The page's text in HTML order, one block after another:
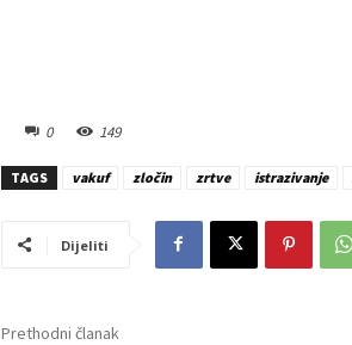
0 149
TAGS vakuf zločin zrtve istrazivanje
Dijeliti
Prethodni članak